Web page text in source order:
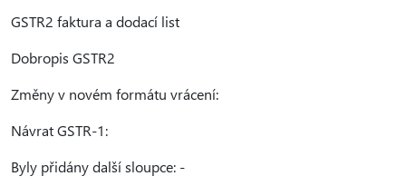
GSTR2 faktura a dodací list
Dobropis GSTR2
Změny v novém formátu vrácení:
Návrat GSTR-1:
Byly přidány další sloupce: -